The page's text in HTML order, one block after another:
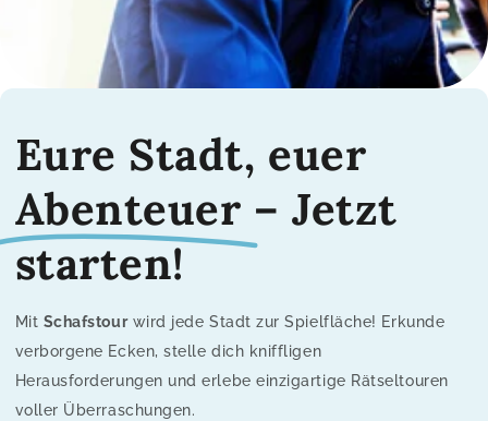
Eure Stadt, euer
Abenteuer – Jetzt
starten!
Mit Schafstourwird jede Stadt zur Spielfläche! Erkunde
verborgene Ecken, stelle dich kniffligen
Herausforderungen und erlebe einzigartige Rätseltouren
voller Überraschungen.